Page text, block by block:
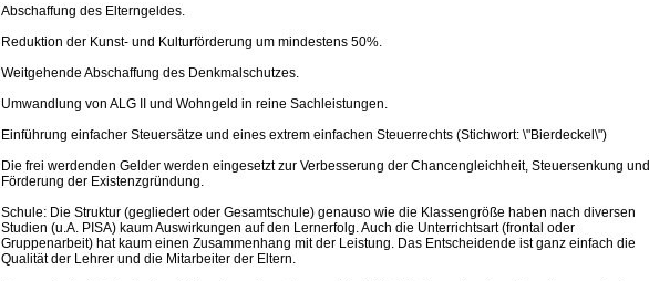
Abschaffung des Elterngeldes.
Reduktion der Kunst- und Kulturförderung um mindestens 50%.
Weitgehende Abschaffung des Denkmalschutzes.
Umwandlung von ALG II und Wohngeld in reine Sachleistungen.
Einführung einfacher Steuersätze und eines extrem einfachen Steuerrechts (Stichwort: \"Bierdeckel\")
Die frei werdenden Gelder werden eingesetzt zur Verbesserung der Chancengleichheit, Steuersenkung und
Förderung der Existenzgründung.
Schule: Die Struktur (gegliedert oder Gesamtschule) genauso wie die Klassengröße haben nach diversen
Studien (u.A. PISA) kaum Auswirkungen auf den Lernerfolg. Auch die Unterrichtsart (frontal oder
Gruppenarbeit) hat kaum einen Zusammenhang mit der Leistung. Das Entscheidende ist ganz einfach die
Qualität der Lehrer und die Mitarbeiter der Eltern.